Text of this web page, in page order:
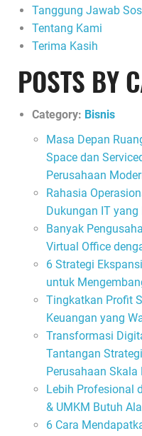
Tanggung Jawab
Tentang Kami
Terima Kasih
POSTS BY
Category: Bisnis
Masa Depan
Space dan
Perusahaan
Rahasia
Dukungan IT yang
Banyak
Virtual Office
6 Strategi
untuk
Tingkatkan Profit
Keuangan yang
Transformasi
Tantangan
Perusahaan Skala
Lebih Profesional
& UMKM Butuh
6 Cara